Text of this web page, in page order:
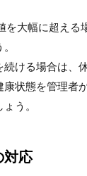
を大幅に超える
続ける場合は、
康状態を管理者
う。
対応